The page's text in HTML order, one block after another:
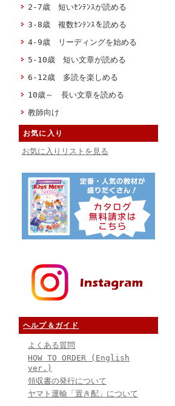
2-7歳 短いｾﾝﾃﾝｽが読める
3-8歳 複数ｾﾝﾃﾝｽを読める
4-9歳 リーディングを始める
5-10歳 短い文章が読める
6-12歳 多読を楽しめる
10歳～ 長い文章を読める
教師向け
お気に入り
お気に入りリストを見る
ヘルプ＆ガイド
よくある質問
HOW TO ORDER (English
ver.)
領収書の発行について
ヤマト運輸「置き配」について